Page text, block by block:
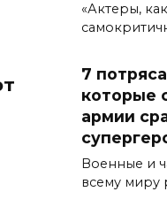
«Актеры,
7
которые
армии
Военные и
всему миру